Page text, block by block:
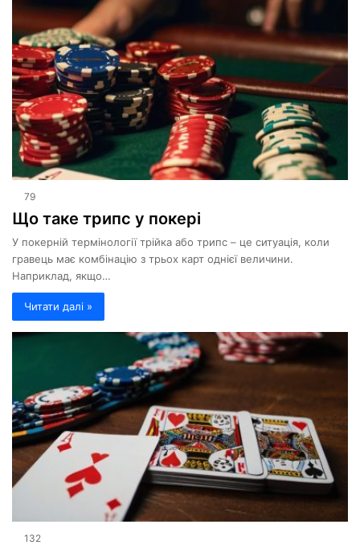
79
Що таке трипс у покері
У покерній термінології трійка або трипс – це ситуація, коли
гравець має комбінацію з трьох карт однієї величини.
Наприклад, якщо…
Читати далі »
132